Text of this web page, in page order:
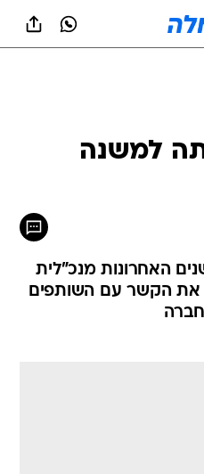
למשנה
האחרונות מנכ"לית
את הקשר עם השותפים